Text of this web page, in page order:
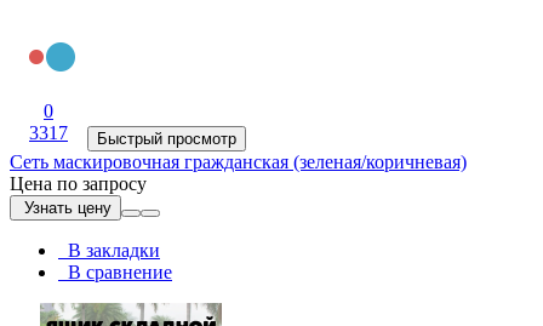
0
3317
Быстрый просмотр
Сеть маскировочная гражданская (зеленая/коричневая)
Цена по запросу
Узнать цену
В закладки
В сравнение